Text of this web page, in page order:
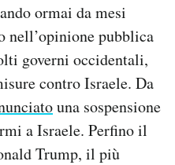
ormai da mesi
nell’opinione pubblica
governi occidentali,
contro Israele. Da
una sospensione
a Israele. Perfino il
Trump, il più